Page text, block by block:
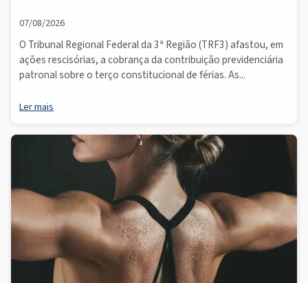
07/08/2026
O Tribunal Regional Federal da 3ª Região (TRF3) afastou, em
ações rescisórias, a cobrança da contribuição previdenciária
patronal sobre o terço constitucional de férias. As...
Ler mais